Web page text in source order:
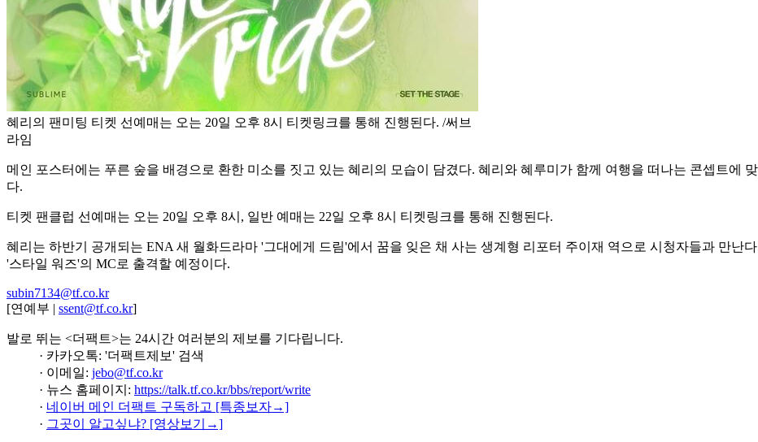
혜리의 팬미팅 티켓 선예매는 오는 20일 오후 8시 티켓링크를 통해 진행된다. /써브
라임
메인 포스터에는 푸른 숲을 배경으로 환한 미소를 짓고 있는 혜리의 모습이 담겼다. 혜리와 혜루미가 함께 여행을 떠나는 콘셉트에
다.
티켓 팬클럽 선예매는 오는 20일 오후 8시, 일반 예매는 22일 오후 8시 티켓링크를 통해 진행된다.
혜리는 하반기 공개되는 ENA 새 월화드라마 '그대에게 드림'에서 꿈을 잊은 채 사는 생계형 리포터 주이재 역으로 시청자들과 만난
'스타일 워즈'의 MC로 출격할 예정이다.
subin7134@tf.co.kr
[연예부 | ssent@tf.co.kr]
발로 뛰는 <더팩트>는 24시간 여러분의 제보를 기다립니다.
· 카카오톡: '더팩트제보' 검색
· 이메일: jebo@tf.co.kr
· 뉴스 홈페이지: https://talk.tf.co.kr/bbs/report/write
· 네이버 메인 더팩트 구독하고 [특종보자→]
· 그곳이 알고싶냐? [영상보기→]